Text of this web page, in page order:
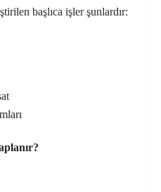
başlıca işler şunlardır: